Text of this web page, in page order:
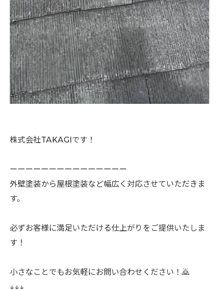
株式会社TAKAGI⁡です！
ーーーーーーーーーーーーーーー
外壁塗装から屋根塗装など幅広く対応させていただきま
す。
必ずお客様に満足いただける仕上がりをご提供いたしま
す！
小さなことでもお気軽にお問い合わせください！🙇
↓↓↓